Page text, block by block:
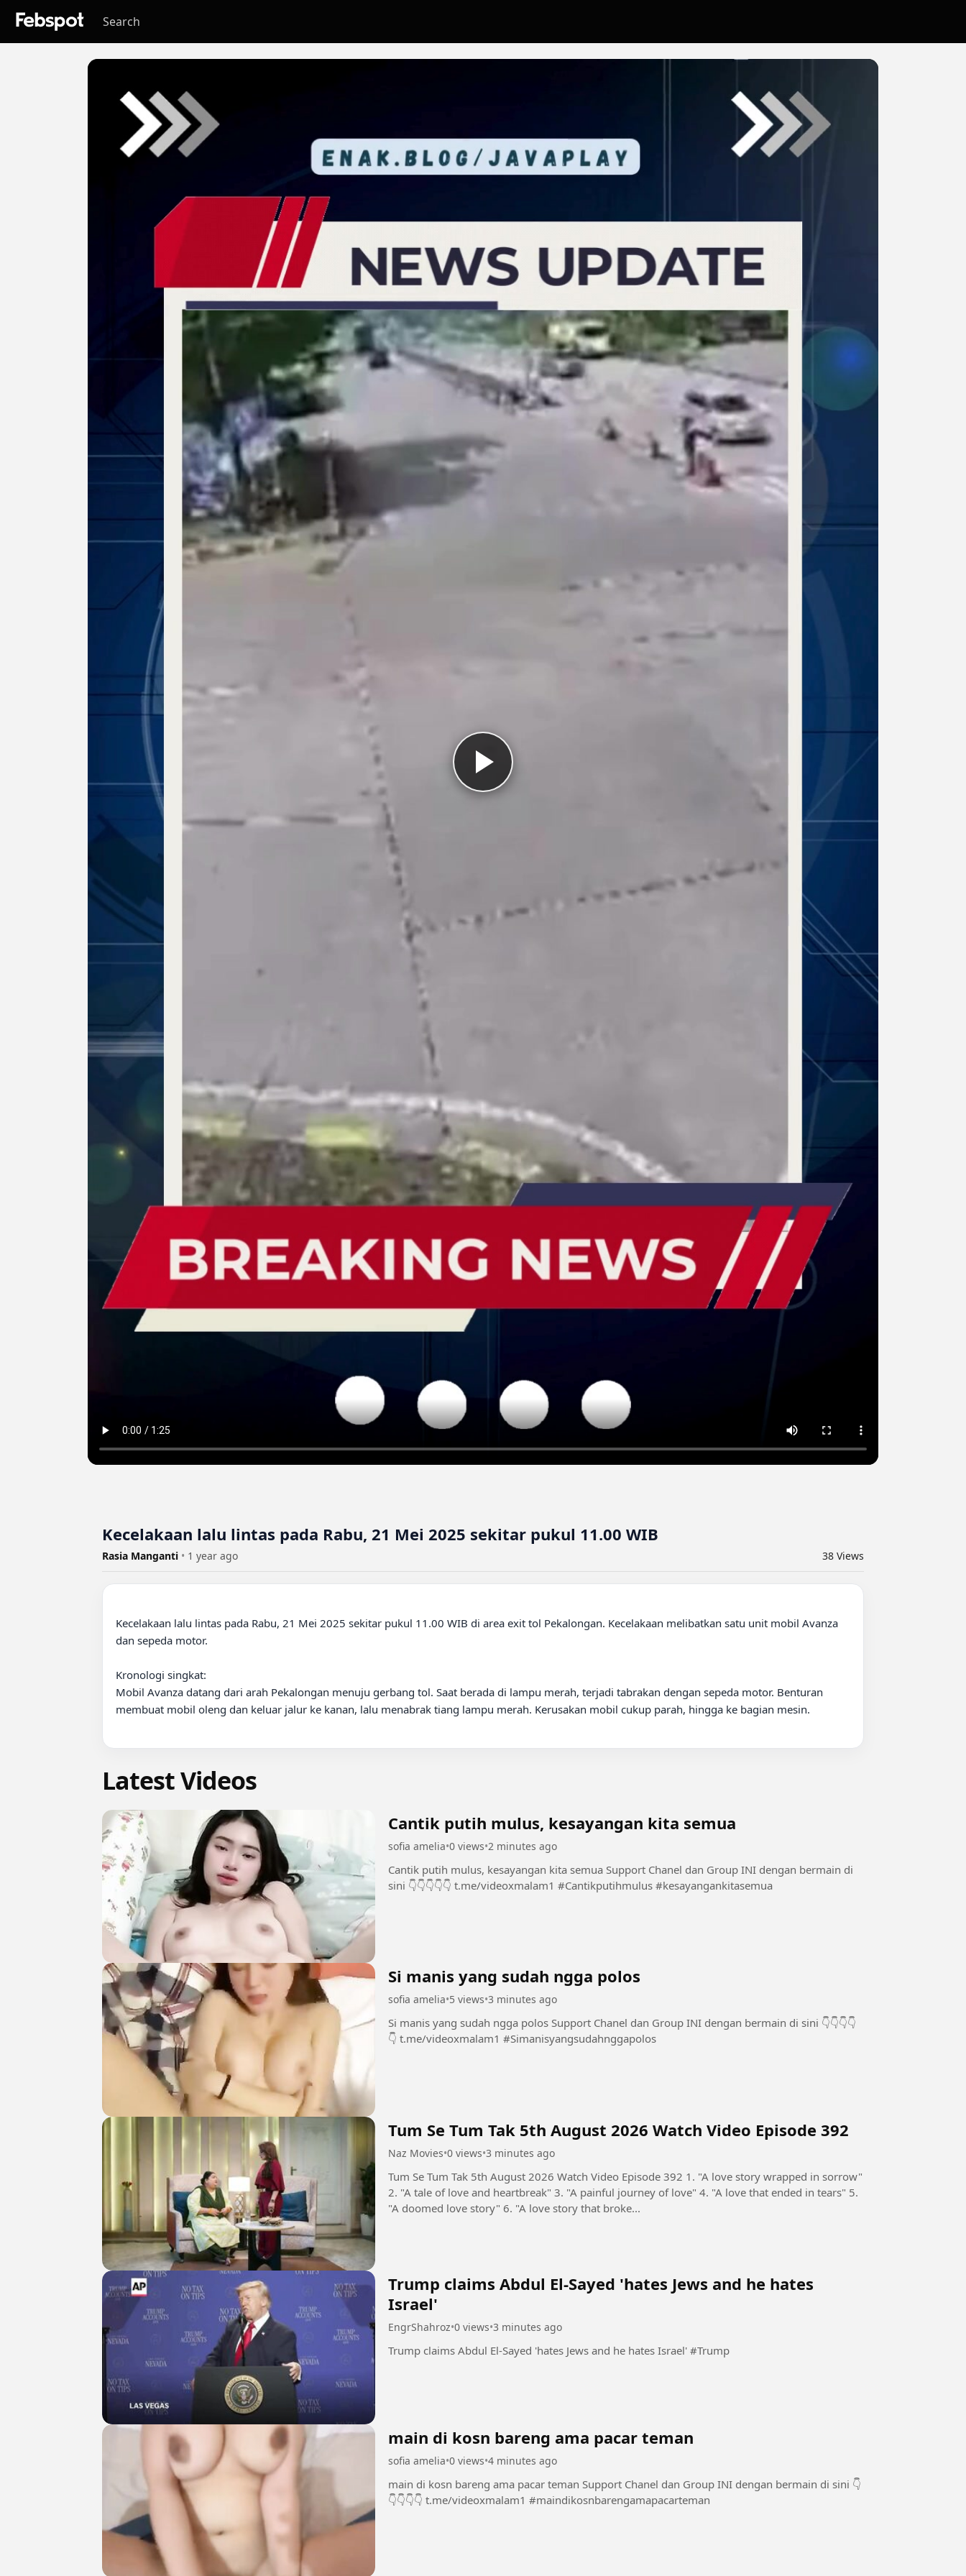
Kecelakaan lalu lintas pada Rabu, 21 Mei 2025 sekitar pukul 11.00 WIB
Rasia Manganti • 1 year ago 38 Views
Kecelakaan lalu lintas pada Rabu, 21 Mei 2025 sekitar pukul 11.00 WIB di area exit tol Pekalongan. Kecelakaan melibatkan satu unit mobil Avanza
dan sepeda motor.
Kronologi singkat:
Mobil Avanza datang dari arah Pekalongan menuju gerbang tol. Saat berada di lampu merah, terjadi tabrakan dengan sepeda motor. Benturan
membuat mobil oleng dan keluar jalur ke kanan, lalu menabrak tiang lampu merah. Kerusakan mobil cukup parah, hingga ke bagian mesin.
Latest Videos
Cantik putih mulus, kesayangan kita semua
sofia amelia•0 views•2 minutes ago
Cantik putih mulus, kesayangan kita semua Support Chanel dan Group INI dengan bermain di
sini 👇👇👇👇👇 t.me/videoxmalam1 #Cantikputihmulus #kesayangankitasemua
Si manis yang sudah ngga polos
sofia amelia•5 views•3 minutes ago
Si manis yang sudah ngga polos Support Chanel dan Group INI dengan bermain di sini 👇👇👇👇
👇 t.me/videoxmalam1 #Simanisyangsudahnggapolos
Tum Se Tum Tak 5th August 2026 Watch Video Episode 392
Naz Movies•0 views•3 minutes ago
Tum Se Tum Tak 5th August 2026 Watch Video Episode 392 1. "A love story wrapped in sorrow"
2. "A tale of love and heartbreak" 3. "A painful journey of love" 4. "A love that ended in tears" 5.
"A doomed love story" 6. "A love story that broke...
Trump claims Abdul El-Sayed 'hates Jews and he hates
Israel'
EngrShahroz•0 views•3 minutes ago
Trump claims Abdul El-Sayed 'hates Jews and he hates Israel' #Trump
main di kosn bareng ama pacar teman
sofia amelia•0 views•4 minutes ago
main di kosn bareng ama pacar teman Support Chanel dan Group INI dengan bermain di sini 👇
👇👇👇👇 t.me/videoxmalam1 #maindikosnbarengamapacarteman